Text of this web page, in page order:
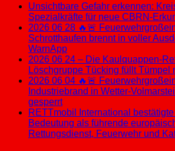
Unsichtbare Gefahr erkennen:
Spezialkräfte für neue CBRN-
2026 06 28 🔥🚨
Schrotthaufen brennt in voller
WarnApp
2026 06 24 – Die Kaulquappen-
Löschgruppe Tücking füllt Tümpel
2026 06 04 🔥🚨
Industriebrand in Wetter-
gesperrt
RETTmobil International
Bedeutung als führende
Rettungsdienst, Feuerwehr und